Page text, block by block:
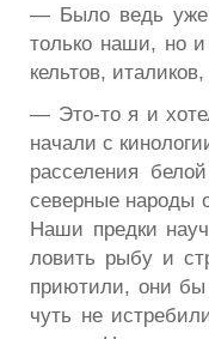
— Было ведь
только наши, но и
кельтов,
— Это-то я и
начали с
расселения
северные народы
Наши предки
ловить рыбу и
приютили, они
чуть не